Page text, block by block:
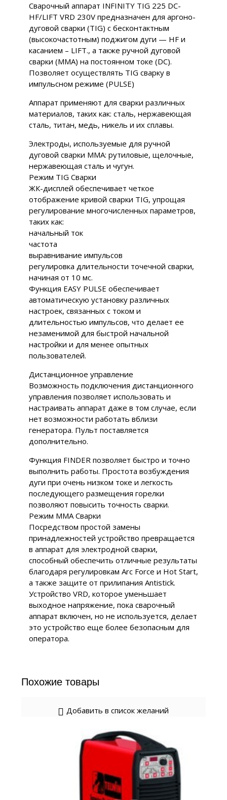
Сварочный аппарат INFINITY TIG 225 DC-
HF/LIFT VRD 230V предназначен для аргоно-
дуговой сварки (TIG) с бесконтактным
(высокочастотным) поджигом дуги — HF и
касанием – LIFT., а также ручной дуговой
сварки (MMA) на постоянном токе (DC).
Позволяет осуществлять TIG сварку в
импульсном режиме (PULSE)
Аппарат применяют для сварки различных
материалов, таких как: сталь, нержавеющая
сталь, титан, медь, никель и их сплавы.
Электроды, используемые для ручной
дуговой сварки MMA: рутиловые, щелочные,
нержавеющая сталь и чугун.
Режим TIG Сварки
ЖК-дисплей обеспечивает четкое
отображение кривой сварки TIG, упрощая
регулирование многочисленных параметров,
таких как:
начальный ток
частота
выравнивание импульсов
регулировка длительности точечной сварки,
начиная от 10 мс.
Функция EASY PULSE обеспечивает
автоматическую установку различных
настроек, связанных с током и
длительностью импульсов, что делает ее
незаменимой для быстрой начальной
настройки и для менее опытных
пользователей.
Дистанционное управление
Возможность подключения дистанционного
управления позволяет использовать и
настраивать аппарат даже в том случае, если
нет возможности работать вблизи
генератора. Пульт поставляется
дополнительно.
Функция FINDER позволяет быстро и точно
выполнить работы. Простота возбуждения
дуги при очень низком токе и легкость
последующего размещения горелки
позволяют повысить точность сварки.
Режим MMA Сварки
Посредством простой замены
принадлежностей устройство превращается
в аппарат для электродной сварки,
способный обеспечить отличные результаты
благодаря регулировкам Arc Force и Hot Start,
а также защите от прилипания Antistick.
Устройство VRD, которое уменьшает
выходное напряжение, пока сварочный
аппарат включен, но не используется, делает
это устройство еще более безопасным для
оператора.
Похожие товары
Добавить в список желаний